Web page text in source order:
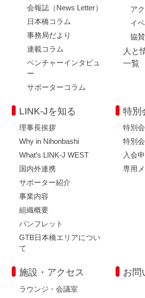
会報誌（News Letter）
日本橋コラム
事務局だより
連載コラム
ベンチャーインタビュ
ー
サポーターコラム
ア
イ
協
人と
一覧
LINK-Jを知る
理事長挨拶
Why in Nihonbashi
What’s LINK-J WEST
国内外連携
サポーター紹介
事業内容
組織概要
パンフレット
GTB日本橋エリアについ
て
特別
特別
特別
入会
専用
施設・アクセス
ラウンジ・会議室
お問